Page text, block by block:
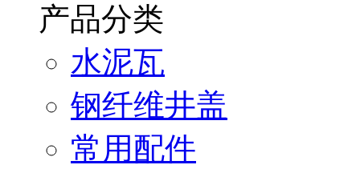
产品分类
水泥瓦
钢纤维井盖
常用配件